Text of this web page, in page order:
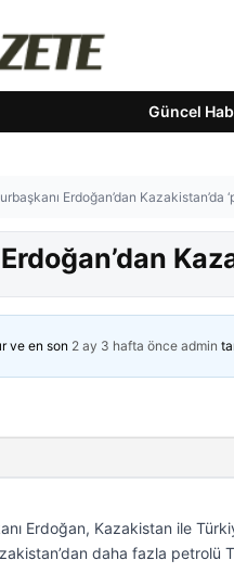
Güncel
Erdoğan’dan Kazakistan’da
ve en son 2 ay 3 hafta önce admin
Erdoğan, Kazakistan ile
daha fazla petrolü